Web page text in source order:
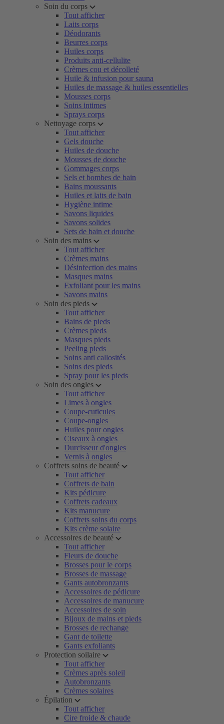
Soin du corps
Tout afficher
Laits corps
Déodorants
Beurres corps
Huiles corps
Produits anti-cellulite
Crèmes cou et décolleté
Huile & infusion pour sauna
Huiles de massage & huiles essentielles
Mousses corps
Soins intimes
Sprays corps
Nettoyage corps
Tout afficher
Gels douche
Huiles de douche
Mousses de douche
Gommages corps
Sels et bombes de bain
Bains moussants
Huiles et laits de bain
Hygiène intime
Savons liquides
Savons solides
Sets de bain et douche
Soin des mains
Tout afficher
Crèmes mains
Désinfection des mains
Masques mains
Exfoliant pour les mains
Savons mains
Soin des pieds
Tout afficher
Bains de pieds
Crèmes pieds
Masques pieds
Peeling pieds
Soins anti callosités
Soins des pieds
Spray pour les pieds
Soin des ongles
Tout afficher
Limes à ongles
Coupe-cuticules
Coupe-ongles
Huiles pour ongles
Ciseaux à ongles
Durcisseur d'ongles
Vernis à ongles
Coffrets soins de beauté
Tout afficher
Coffrets de bain
Kits pédicure
Coffrets cadeaux
Kits manucure
Coffrets soins du corps
Kits crème solaire
Accessoires de beauté
Tout afficher
Fleurs de douche
Brosses pour le corps
Brosses de massage
Gants autobronzants
Accessoires de pédicure
Accessoires de manucure
Accessoires de soin
Bijoux de mains et pieds
Brosses de rechange
Gant de toilette
Gants exfoliants
Protection soilaire
Tout afficher
Crèmes après soleil
Autobronzants
Crèmes solaires
Épilation
Tout afficher
Cire froide & chaude